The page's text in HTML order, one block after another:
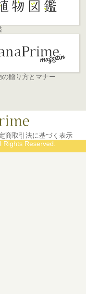
の贈り方とマナー
商取引法に基づく表示
Reserved.